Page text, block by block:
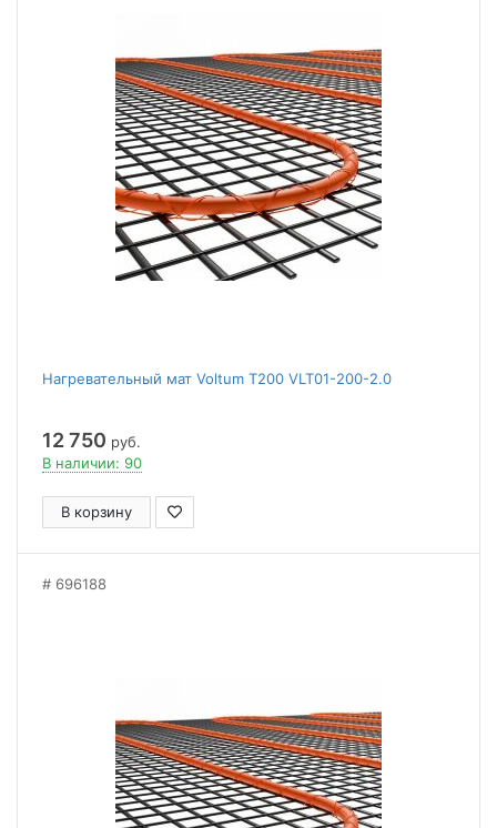
Нагревательный мат Voltum Т200 VLT01-200-2.0
12 750 руб.
В наличии: 90
В корзину
696188